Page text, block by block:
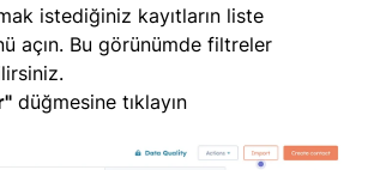
istediğiniz kayıtların liste
açın. Bu görünümde filtreler
düğmesine tıklayın